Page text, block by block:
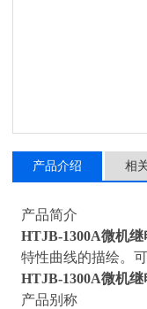
产品介绍 相
产品简介
HTJB-1300A微机
特性曲线的描绘。
HTJB-1300A微机
产品别称